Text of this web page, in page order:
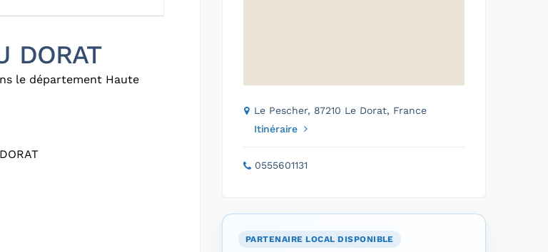
DORAT
le département Haute
Le Pescher, 87210 Le Dorat, France
Itinéraire
0555601131
PARTENAIRE LOCAL DISPONIBLE